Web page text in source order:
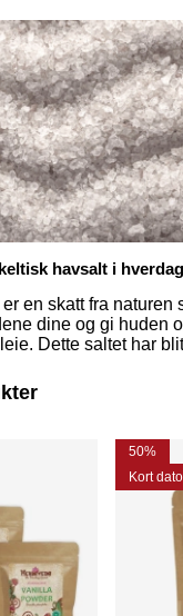
havsalt i
en skatt fra naturen
dine og gi huden
Dette saltet har
oss se nærmere på
en naturlig del av
50%
Kort dato